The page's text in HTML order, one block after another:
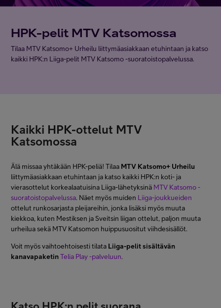
Asiakastuki
Minun Telia
HPK-pelit MTV Katsomossa
Tilaa MTV Katsomo+ Urheilu liittymäasiakkaan etuhintaan ja katso
kaikki HPK:n Liiga-pelit MTV Katsomo -suoratoistopalvelussa.
Kaikki HPK-ottelut MTV
Katsomossa
Älä missaa yhtäkään HPK-peliä! Tilaa MTV Katsomo+ Urheilu
liittymäasiakkaan etuhintaan ja katso kaikki HPK:n koti- ja
vierasottelut korkealaatuisina Liiga-lähetyksinä MTV Katsomo -
suoratoistopalvelussa. Näet myös muiden Liiga-joukkueiden
ottelut runkosarjasta pleijareihin, jonka lisäksi myös muuta
kiekkoa, kuten Mestiksen ja Sveitsin liigan ottelut, paljon muuta
urheilua sekä MTV Katsomon huippusuositut viihdesisällöt.
Voit myös vaihtoehtoisesti tilata Liiga-pelit sisältävän
kanavapaketin Telia Play -palveluun.